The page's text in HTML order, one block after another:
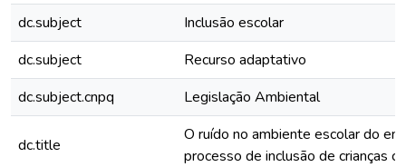
dc.subject
Inclusão escolar
dc.subject
Recurso adaptativo
dc.subject.cnpq
Legislação Ambiental
dc.title
O ruído no ambiente escolar do
processo de inclusão de crianças